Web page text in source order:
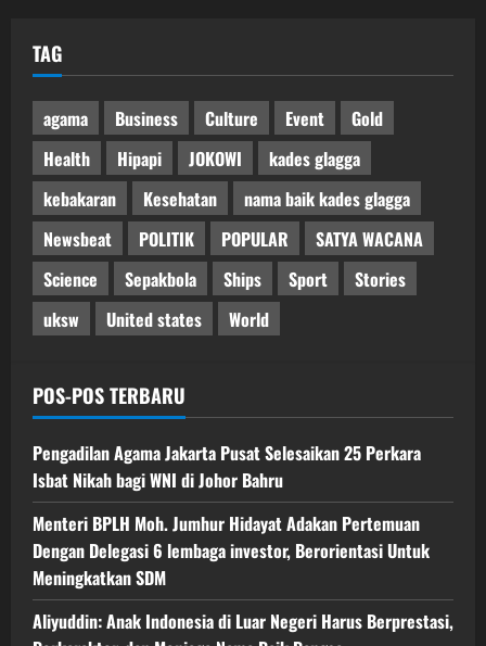
TAG
agama Business Culture Event
Gold
Health
Hipapi JOKOWI
kades glagga
kebakaran
Kesehatan
nama baik kades glagga
Newsbeat
POLITIK POPULAR
SATYA WACANA
Science
Sepakbola Ships Sport
Stories
uksw
United states World
POS-POS TERBARU
Pengadilan Agama Jakarta Pusat Selesaikan 25 Perkara
Isbat Nikah bagi WNI di Johor Bahru
Menteri BPLH Moh. Jumhur Hidayat Adakan Pertemuan
Dengan Delegasi 6 lembaga investor, Berorientasi Untuk
Meningkatkan SDM
Aliyuddin: Anak Indonesia di Luar Negeri Harus Berprestasi,